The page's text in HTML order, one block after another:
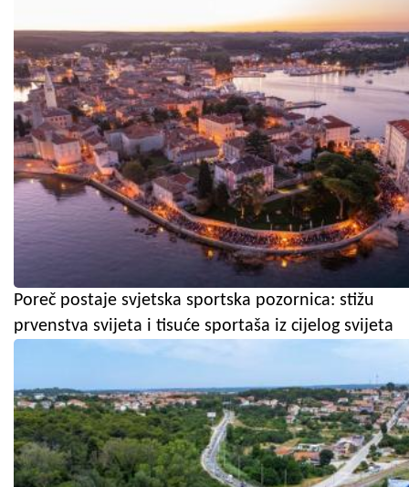
Poreč postaje svjetska sportska pozornica: stižu
prvenstva svijeta i tisuće sportaša iz cijelog svijeta